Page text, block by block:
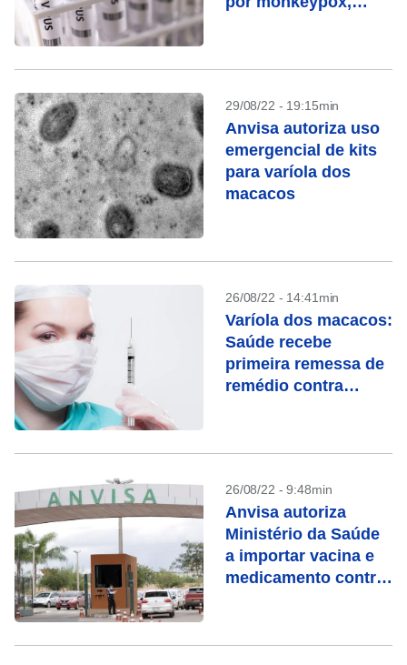
29/08/22 - 19:15min
Anvisa autoriza uso
emergencial de kits
para varíola dos
macacos
26/08/22 - 14:41min
Varíola dos macacos:
Saúde recebe
primeira remessa de
remédio contra
26/08/22 - 9:48min
Anvisa autoriza
Ministério da Saúde
a importar vacina e
medicamento contra